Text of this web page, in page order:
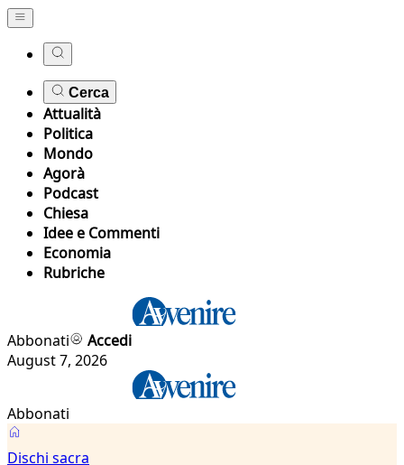
Cerca
Attualità
Politica
Mondo
Agorà
Podcast
Chiesa
Idee e Commenti
Economia
Rubriche
Abbonati
Accedi
August 7, 2026
Abbonati
Dischi sacra